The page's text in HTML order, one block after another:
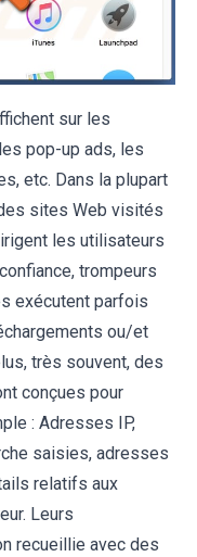
sur les
pop-up ads, les
etc. Dans la plupart
sites Web visités
les utilisateurs
trompeurs
exécutent parfois
ou/et
très souvent, des
conçues pour
: Adresses IP,
saisies, adresses
relatifs aux
Leurs
recueillie avec des